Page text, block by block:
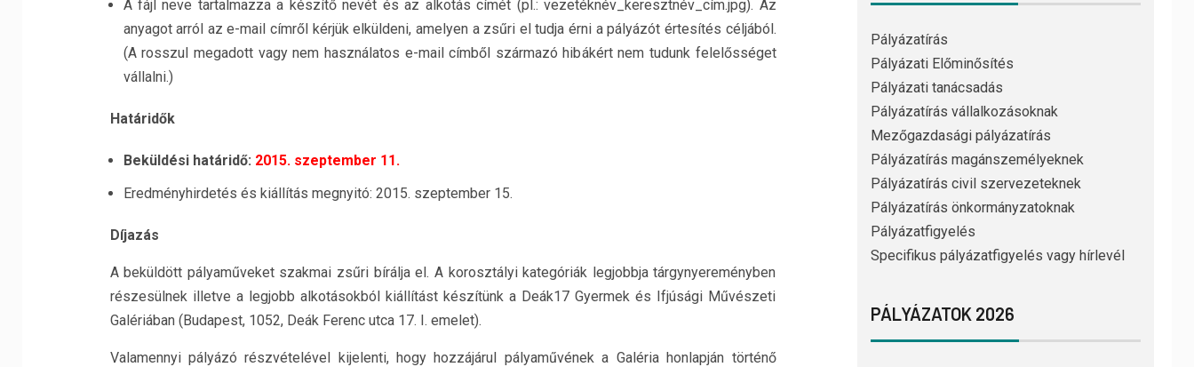
A fájl neve tartalmazza a készítő nevét és az alkotás címét (pl.: vezetéknév_keresztnév_cím.jpg). Az
anyagot arról az e-mail címről kérjük elküldeni, amelyen a zsűri el tudja érni a pályázót értesítés céljából.
(A rosszul megadott vagy nem használatos e-mail címből származó hibákért nem tudunk felelősséget
vállalni.)
Határidők
Beküldési határidő: 2015. szeptember 11.
Eredményhirdetés és kiállítás megnyitó: 2015. szeptember 15.
Díjazás
A beküldött pályaműveket szakmai zsűri bírálja el. A korosztályi kategóriák legjobbja tárgynyereményben
részesülnek illetve a legjobb alkotásokból kiállítást készítünk a Deák17 Gyermek és Ifjúsági Művészeti
Galériában (Budapest, 1052, Deák Ferenc utca 17. I. emelet).
Valamennyi pályázó részvételével kijelenti, hogy hozzájárul pályaművének a Galéria honlapján történő
Pályázatírás
Pályázati Előminősítés
Pályázati tanácsadás
Pályázatírás vállalkozásoknak
Mezőgazdasági pályázatírás
Pályázatírás magánszemélyeknek
Pályázatírás civil szervezeteknek
Pályázatírás önkormányzatoknak
Pályázatfigyelés
Specifikus pályázatfigyelés vagy hírlevél
PÁLYÁZATOK 2026